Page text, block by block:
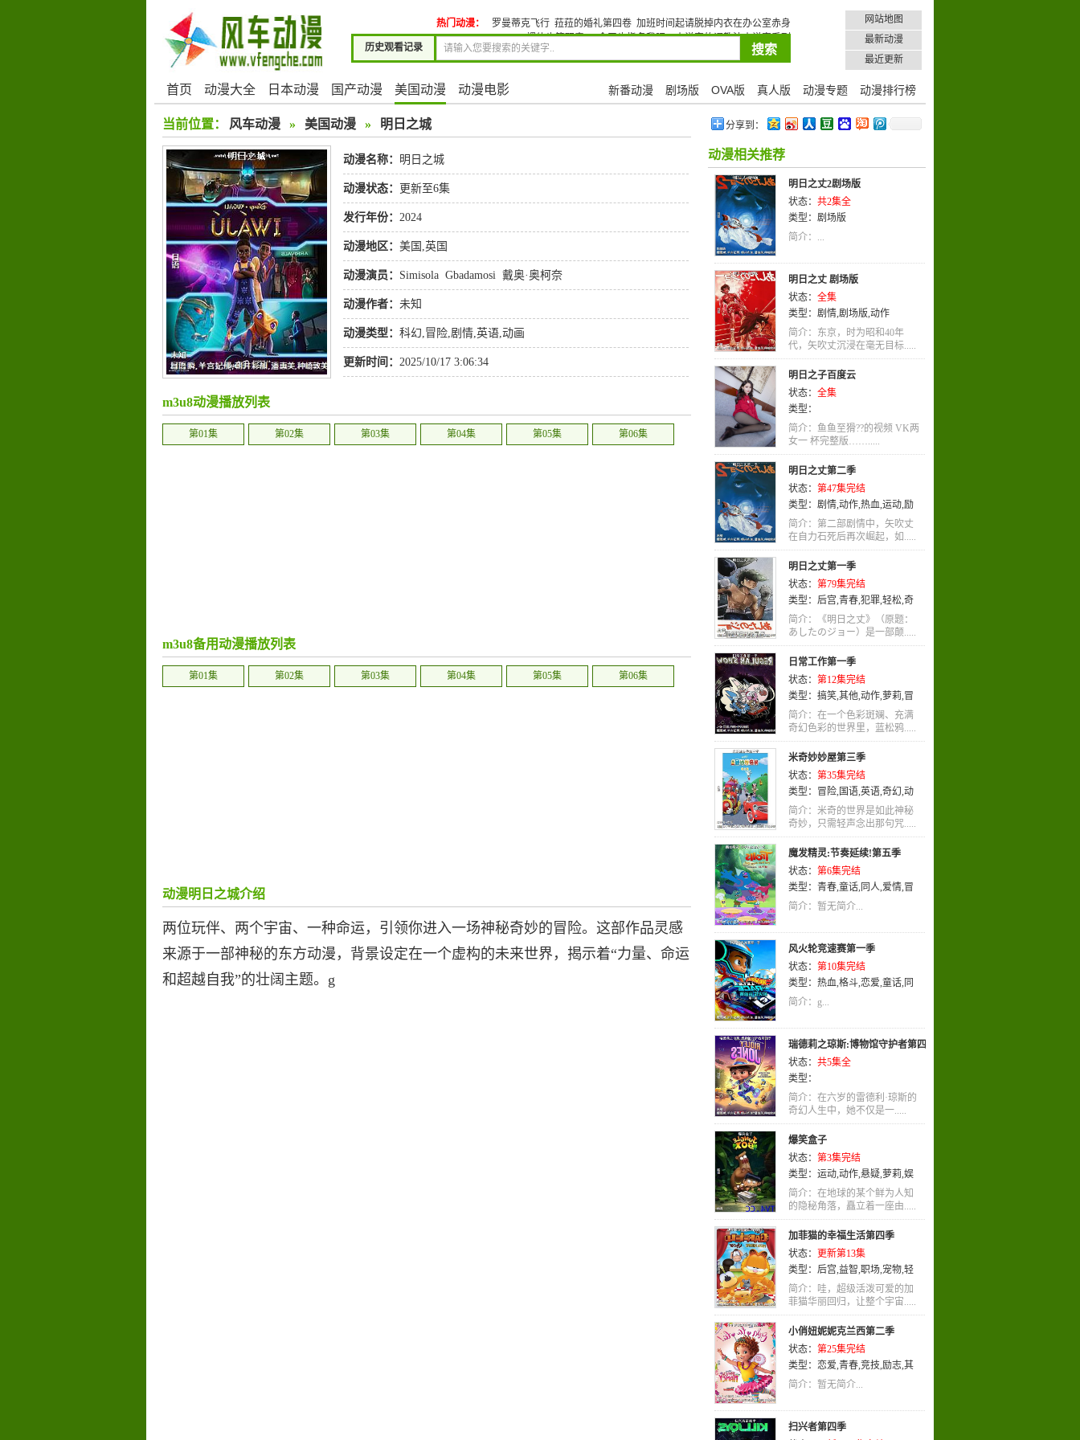
历史观看记录
热门动漫： 罗曼蒂克飞行 菈菈的婚礼第四卷 加班时间起请脱掉内衣在办公室赤身
裸体也算职责?8 今天也指名我吧7 小说家的调教法小说家系列
网站地图
最新动漫
最近更新
首页 动漫大全 日本动漫 国产动漫 美国动漫 动漫电影 新番动漫 剧场版 OVA版 真人版 动漫专题 动漫排行榜
当前位置： 风车动漫 » 美国动漫 » 明日之城
动漫名称： 明日之城
动漫状态： 更新至6集
发行年份： 2024
动漫地区： 美国,英国
动漫演员： Simisola Gbadamosi 戴奥·奥柯奈
伊 Femi Branch
动漫作者： 未知
动漫类型： 科幻,冒险,剧情,英语,动画
更新时间： 2025/10/17 3:06:34
m3u8动漫播放列表
第01集 第02集 第03集 第04集 第05集 第06集
m3u8备用动漫播放列表
第01集 第02集 第03集 第04集 第05集 第06集
动漫明日之城介绍
两位玩伴、两个宇宙、一种命运，引领你进入一场神秘奇妙的冒险。这部作品灵感
来源于一部神秘的东方动漫，背景设定在一个虚构的未来世界，揭示着“力量、命运
和超越自我”的壮阔主题。g
分享到：
动漫相关推荐
明日之丈2剧场版
状态： 共2集全
类型： 剧场版
简介：...
明日之丈 剧场版
状态： 全集
类型： 剧情,剧场版,动作
简介：东京，时为昭和40年
代，矢吹丈沉浸在毫无目标.....
明日之子百度云
状态： 全集
类型：
简介：鱼鱼至猾??的视频 VK两
女一 杯完整版…….....
明日之丈第二季
状态： 第47集完结
类型： 剧情,动作,热血,运动,励
志,日语
简介：第二部剧情中，矢吹丈
在自力石死后再次崛起，如.....
明日之丈第一季
状态： 第79集完结
类型： 后宫,青春,犯罪,轻松,奇
幻,耽美 歌舞,女性向 LOLI,治
愈 励志,其他,百合 亲子,吸血鬼
喜剧,校园,剧情,战斗,恐怖,宠物,
悬疑,搞笑,机战,穿越
忍者,艺术,科幻,魔法
恋爱,武侠,神魔,益智,历史,刑侦
亲情,神话,社会,玄幻,战争 ,爱情
未来,格斗,真人,教育 真人版,推
理,侦探,冒险,竞技,惊悚,萝莉,机
械,运动,日语,少女,
面番,少年,动画,少年爱
简介：《明日之丈》（原题：
あしたのジョー）是一部颠.....
日常工作第一季
状态： 第12集完结
类型： 搞笑,其他,动作,萝莉,冒
险,英语,动画,喜剧
简介：在一个色彩斑斓、充满
奇幻色彩的世界里，蓝松鸦.....
米奇妙妙屋第三季
状态： 第35集完结
类型： 冒险, 国语,英语,奇幻,动
画,喜剧
简介：米奇的世界是如此神秘
奇妙，只需轻声念出那句咒.....
魔发精灵:节奏延续!第五季
状态： 第6集完结
类型： 青春,童话, 同人,爱情,冒
险,剧情,英语,歌舞
简介：暂无简介...
风火轮竞速赛第一季
状态： 第10集完结
类型： 热血,格斗,恋爱,童话, 同
人,冒险,
简介：g...
瑞德莉之琼斯:博物馆守护者第四
季
状态： 共5集全
类型：
简介：在六岁的雷德利·琼斯的
奇幻人生中，她不仅是一.....
爆笑盒子
状态： 第3集完结
类型： 运动,动作,悬疑,萝莉,娱
乐,韩语
简介：在地球的某个鲜为人知
的隐秘角落，矗立着一座由.....
加菲猫的幸福生活第四季
状态： 更新第13集
类型： 后宫,益智,职场,宠物,轻
松,国语
简介：哇，超级活泼可爱的加
菲猫华丽回归，让整个宇宙.....
小俏妞妮妮克兰西第二季
状态： 第25集完结
类型： 恋爱,青春,竞技,励志,其
他,英语,歌舞,动画
简介：暂无简介...
扫兴者第四季